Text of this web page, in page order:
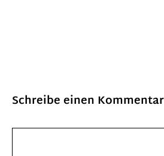
Schreibe einen Kommentar